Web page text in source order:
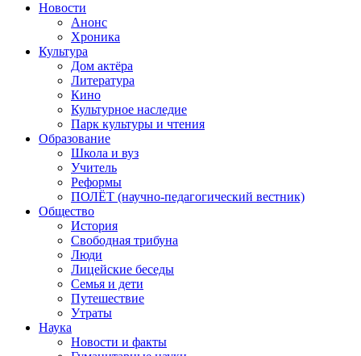
Новости
Анонс
Хроника
Культура
Дом актёра
Литература
Кино
Культурное наследие
Парк культуры и чтения
Образование
Школа и вуз
Учитель
Реформы
ПОЛЁТ (научно-педагогический вестник)
Общество
История
Свободная трибуна
Люди
Лицейские беседы
Семья и дети
Путешествие
Утраты
Наука
Новости и факты